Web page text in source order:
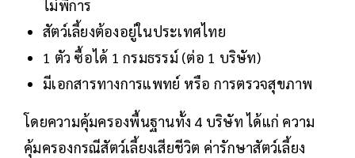
ไม่พิการ
สัตว์เลี้ยงต้องอยู่ในประเทศไทย
1 ตัว ซื้อได้ 1 กรมธรรม์ (ต่อ 1 บริษัท)
มีเอกสารทางการแพทย์ หรือ การตรวจสุขภาพ
โดยความคุ้มครองพื้นฐานทั้ง 4 บริษัท ได้แก่ ความ
คุ้มครองกรณีสัตว์เลี้ยงเสียชีวิต ค่ารักษาสัตว์เลี้ยง